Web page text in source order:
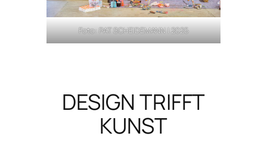
Foto: PAT SCHEIDEMANN | 2025
DESIGN TRIFFT
KUNST